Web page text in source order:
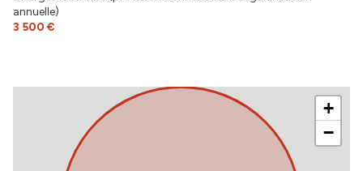
annuelle)
3 500 €
+
−